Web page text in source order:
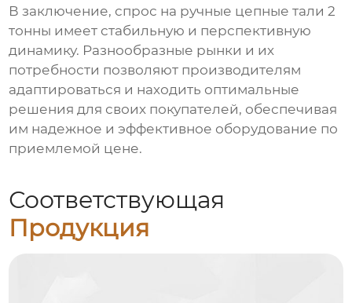
В заключение, спрос на ручные цепные тали 2
тонны имеет стабильную и перспективную
динамику. Разнообразные рынки и их
потребности позволяют производителям
адаптироваться и находить оптимальные
решения для своих покупателей, обеспечивая
им надежное и эффективное оборудование по
приемлемой цене.
Соответствующая
Продукция